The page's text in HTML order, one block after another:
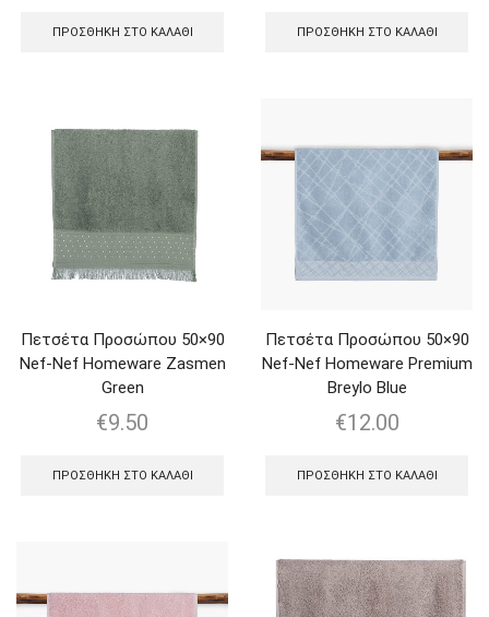
ΠΡΟΣΘΉΚΗ ΣΤΟ ΚΑΛΆΘΙ ΠΡΟΣΘΉΚΗ ΣΤΟ ΚΑΛΆΘΙ
Πετσέτα Προσώπου 50×90
Nef-Nef Homeware Zasmen
Green
€9.50
ΠΡΟΣΘΉΚΗ ΣΤΟ ΚΑΛΆΘΙ
Πετσέτα Προσώπου 50×90
Nef-Nef Homeware Premium
Breylo Blue
€12.00
ΠΡΟΣΘΉΚΗ ΣΤΟ ΚΑΛΆΘΙ